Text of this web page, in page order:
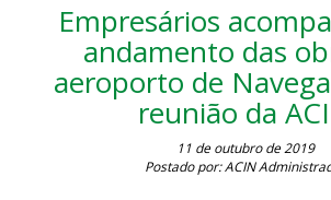
Empresários
andamento das
aeroporto de
reunião da
11 de outubro de 2019
Postado por: ACIN